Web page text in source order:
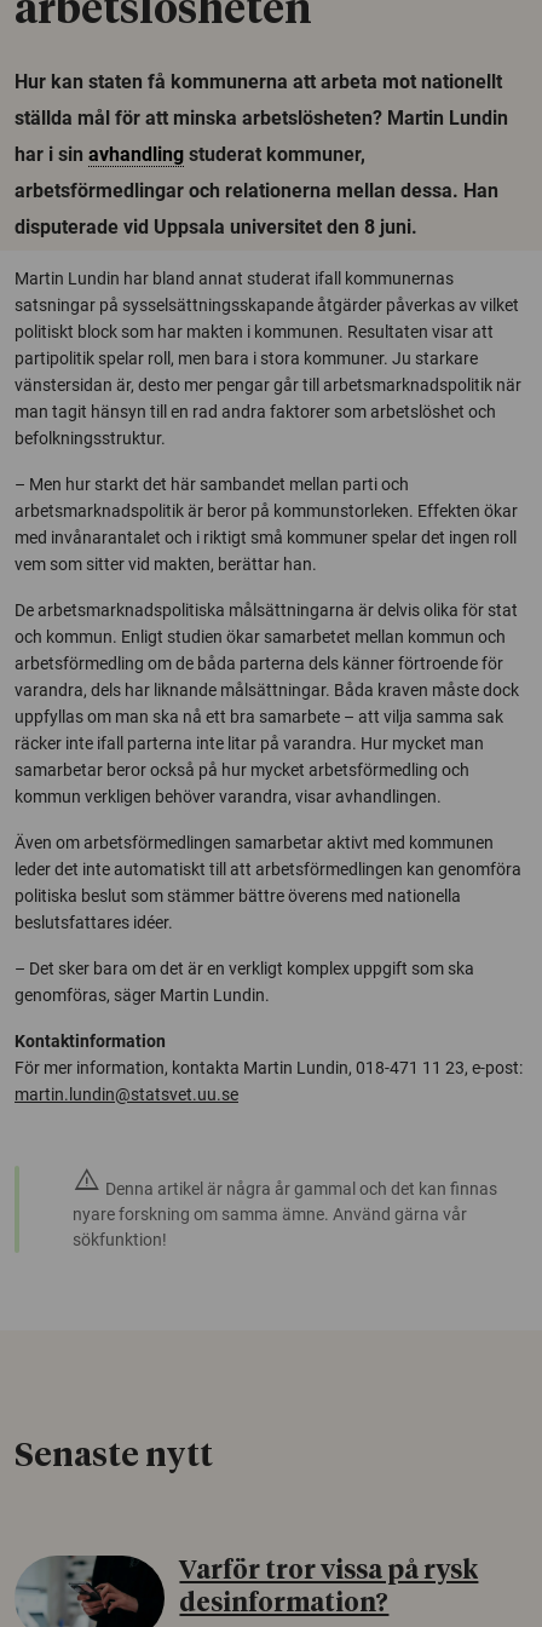
arbetslösheten
Hur kan staten få kommunerna att arbeta mot nationellt
ställda mål för att minska arbetslösheten? Martin Lundin
har i sin avhandling studerat kommuner,
arbetsförmedlingar och relationerna mellan dessa. Han
disputerade vid Uppsala universitet den 8 juni.
Martin Lundin har bland annat studerat ifall kommunernas
satsningar på sysselsättningsskapande åtgärder påverkas av vilket
politiskt block som har makten i kommunen. Resultaten visar att
partipolitik spelar roll, men bara i stora kommuner. Ju starkare
vänstersidan är, desto mer pengar går till arbetsmarknadspolitik när
man tagit hänsyn till en rad andra faktorer som arbetslöshet och
befolkningsstruktur.
– Men hur starkt det här sambandet mellan parti och
arbetsmarknadspolitik är beror på kommunstorleken. Effekten ökar
med invånarantalet och i riktigt små kommuner spelar det ingen roll
vem som sitter vid makten, berättar han.
De arbetsmarknadspolitiska målsättningarna är delvis olika för stat
och kommun. Enligt studien ökar samarbetet mellan kommun och
arbetsförmedling om de båda parterna dels känner förtroende för
varandra, dels har liknande målsättningar. Båda kraven måste dock
uppfyllas om man ska nå ett bra samarbete – att vilja samma sak
räcker inte ifall parterna inte litar på varandra. Hur mycket man
samarbetar beror också på hur mycket arbetsförmedling och
kommun verkligen behöver varandra, visar avhandlingen.
Även om arbetsförmedlingen samarbetar aktivt med kommunen
leder det inte automatiskt till att arbetsförmedlingen kan genomföra
politiska beslut som stämmer bättre överens med nationella
beslutsfattares idéer.
– Det sker bara om det är en verkligt komplex uppgift som ska
genomföras, säger Martin Lundin.
Kontaktinformation
För mer information, kontakta Martin Lundin, 018-471 11 23, e-post:
martin.lundin@statsvet.uu.se
warning Denna artikel är några år gammal och det kan finnas
nyare forskning om samma ämne. Använd gärna vår
sökfunktion!
Senaste nytt
Varför tror vissa på rysk
desinformation?